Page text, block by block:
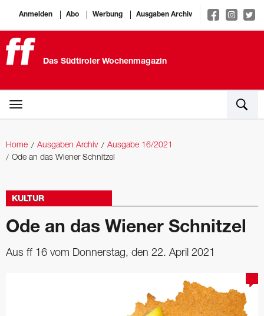
Anmelden Abo Werbung Ausgaben Archiv
Das Südtiroler Wochenmagazin
Home Ausgaben Archiv
Ausgabe 16/2021
Ode an das Wiener Schnitzel
KULTUR
Ode an das Wiener Schnitzel
Aus ff 16 vom Donnerstag, den 22. April 2021